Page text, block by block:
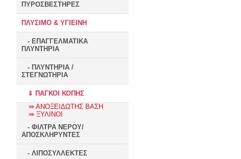
ΠΥΡΟΣΒΕΣΤΗΡΕΣ
ΠΛΥΣΙΜΟ & ΥΓΙΕΙΝΗ
- ΕΠΑΓΓΕΛΜΑΤΙΚΑ
ΠΛΥΝΤΗΡΙΑ
- ΠΛΥΝΤΗΡΙΑ /
ΣΤΕΓΝΩΤΗΡΙΑ
⇓ ΠΑΓΚΟΙ ΚΟΠΗΣ
⇛ ΑΝΟΞΕΙΔΩΤΗΣ ΒΑΣΗ
⇛ ΞΥΛΙΝΟΙ
- ΦΙΛΤΡΑ ΝΕΡΟΥ/
ΑΠΟΣΚΛΗΡΥΝΤΕΣ
- ΛΙΠΟΣΥΛΛΕΚΤΕΣ